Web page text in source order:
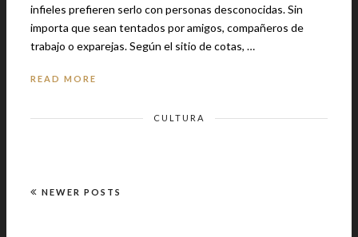
infieles prefieren serlo con personas desconocidas. Sin
importa que sean tentados por amigos, compañeros de
trabajo o exparejas. Según el sitio de cotas, …
READ MORE
CULTURA
NEWER POSTS